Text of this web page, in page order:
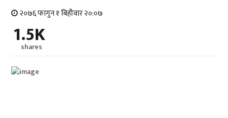
२०७६ फागुन १ बिहीवार २०:०७
1.5K
shares